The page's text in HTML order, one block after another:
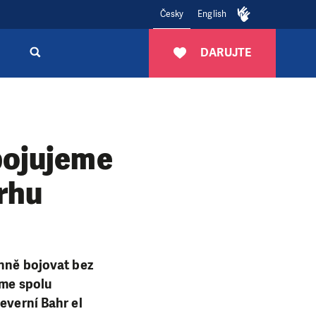
Česky English
DARUJTE
bojovat bez
spolu
Bahr el